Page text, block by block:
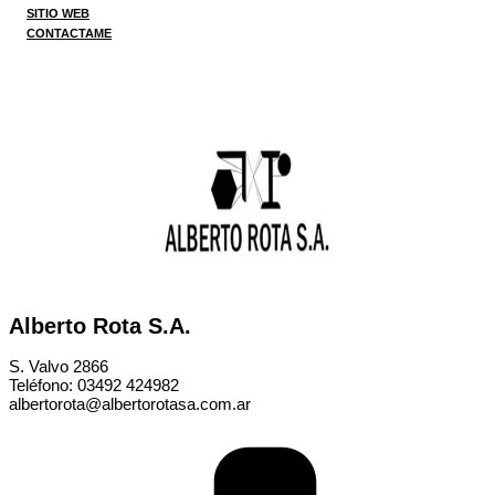
SITIO WEB
CONTACTAME
Alberto Rota S.A.
S. Valvo 2866
Teléfono: 03492 424982
albertorota@albertorotasa.com.ar